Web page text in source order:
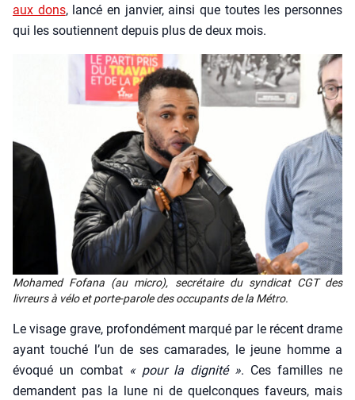
aux dons, lan­cé en jan­vier, ain­si que toutes les per­sonnes
qui les sou­tiennent depuis plus de deux mois.
Moha­med Fofa­na (au micro), secré­taire du syn­di­cat CGT des
livreurs à vélo et porte-parole des occu­pants de la Métro.
Le visage grave, pro­fon­dé­ment mar­qué par le récent drame
ayant tou­ché l’un de ses cama­rades, le jeune homme a
évo­qué un com­bat « pour la digni­té ». Ces familles ne
demandent pas la lune ni de quel­conques faveurs, mais